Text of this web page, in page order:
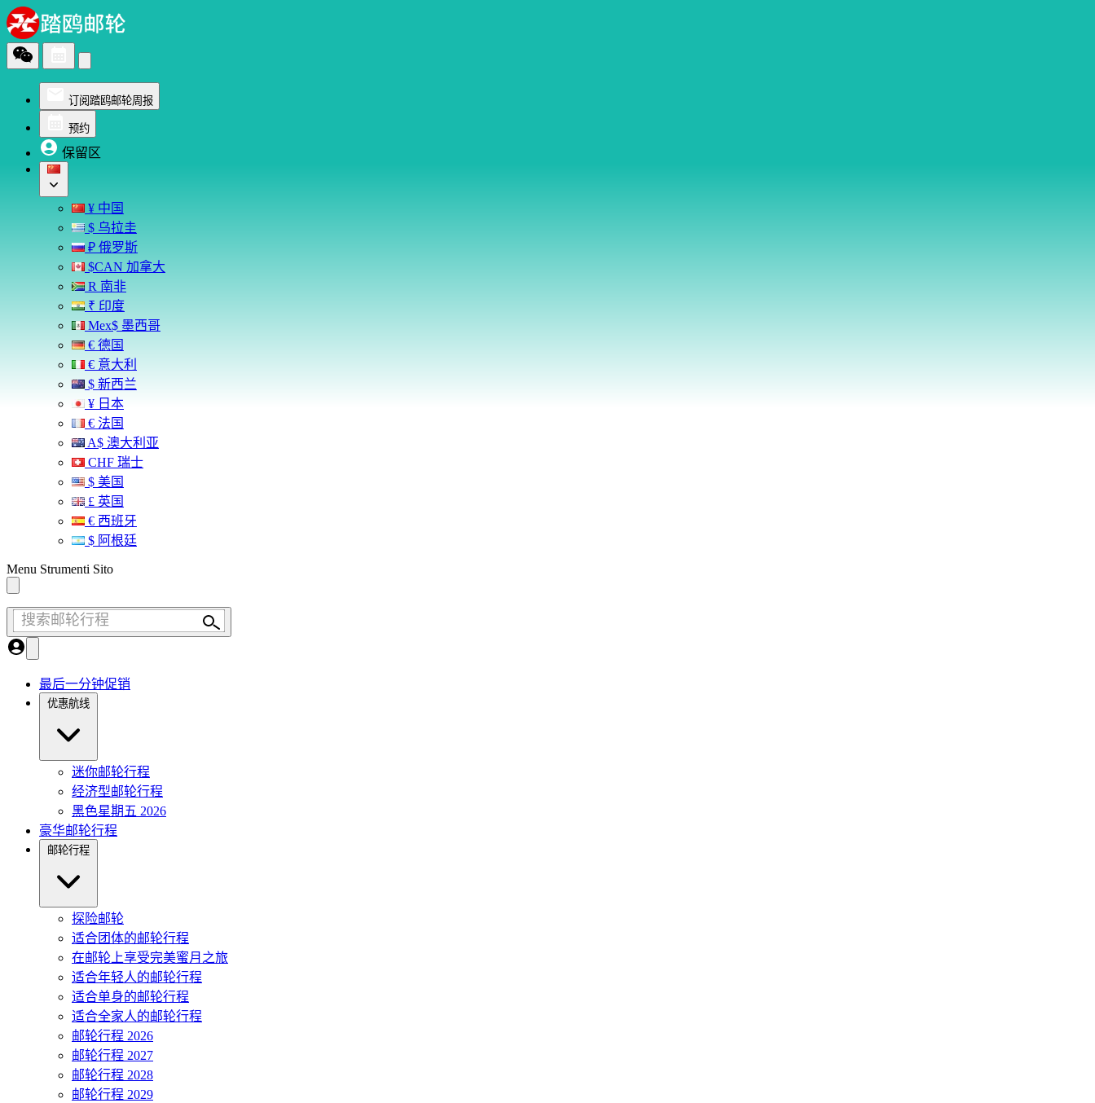
订阅踏鸥邮轮周报
预约
保留区
¥ 中国
$ 乌拉圭
₽ 俄罗斯
$CAN 加拿大
R 南非
₹ 印度
Mex$ 墨西哥
€ 德国
€ 意大利
$ 新西兰
¥ 日本
€ 法国
A$ 澳大利亚
CHF 瑞士
$ 美国
£ 英国
€ 西班牙
$ 阿根廷
Menu Strumenti Sito
搜索邮轮行程
最后一分钟促销
优惠航线
迷你邮轮行程
经济型邮轮行程
黑色星期五 2026
豪华邮轮行程
邮轮行程
探险邮轮
适合团体的邮轮行程
在邮轮上享受完美蜜月之旅
适合年轻人的邮轮行程
适合单身的邮轮行程
适合全家人的邮轮行程
邮轮行程 2026
邮轮行程 2027
邮轮行程 2028
邮轮行程 2029